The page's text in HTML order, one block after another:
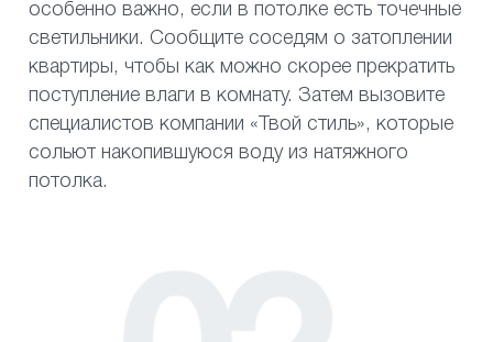
особенно важно, если в потолке есть точечные
светильники. Сообщите соседям о затоплении
квартиры, чтобы как можно скорее прекратить
поступление влаги в комнату. Затем вызовите
специалистов компании «Твой стиль», которые
сольют накопившуюся воду из натяжного
потолка.